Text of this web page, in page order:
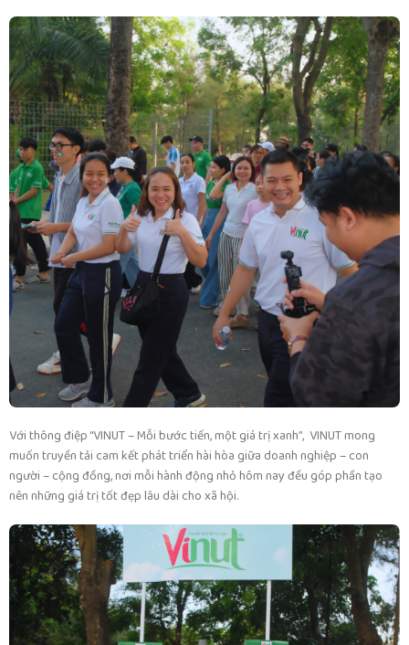
Với thông điệp “VINUT – Mỗi bước tiến, một giá trị xanh”, VINUT mong
muốn truyền tải cam kết phát triển hài hòa giữa doanh nghiệp – con
người – cộng đồng, nơi mỗi hành động nhỏ hôm nay đều góp phần tạo
nên những giá trị tốt đẹp lâu dài cho xã hội.